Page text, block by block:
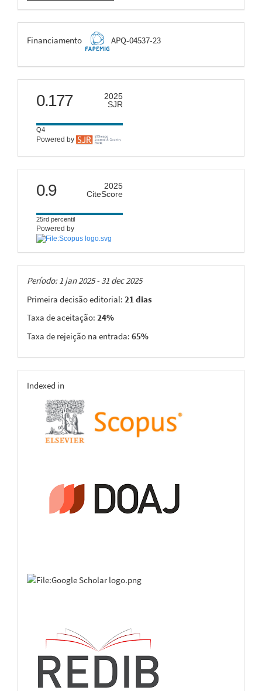
FAPEMIG
Financiamento APQ-04537-23
scimago
0.177
2025
SJR
Q4
Powered by
citescore
0.9
2025
CiteScore
25rd percentil
Powered by
Taxas
Período: 1 jan 2025 - 31 dec 2025
Primeira decisão editorial: 21 dias
Taxa de aceitação: 24%
Taxa de rejeição na entrada: 65%
indexing
Indexed in